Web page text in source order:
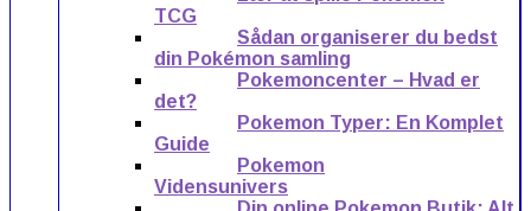
TCG
Sådan organiserer du bedst
din Pokémon samling
Pokemoncenter – Hvad er
det?
Pokemon Typer: En Komplet
Guide
Pokemon
Vidensunivers